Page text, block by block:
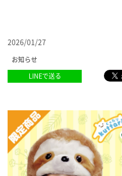
2026/01/27
お知らせ
LINEで送る